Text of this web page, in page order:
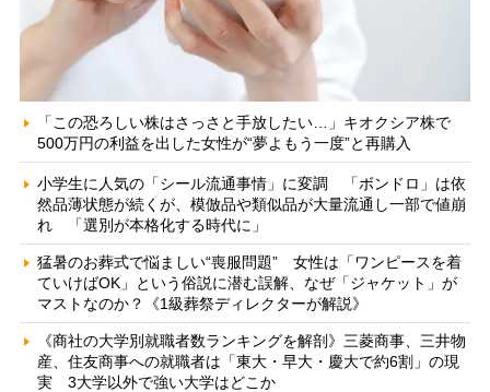
「この恐ろしい株はさっさと手放したい…」キオクシア株で
500万円の利益を出した女性が“夢よもう一度”と再購入
小学生に人気の「シール流通事情」に変調 「ボンドロ」は依
然品薄状態が続くが、模倣品や類似品が大量流通し一部で値崩
れ 「選別が本格化する時代に」
猛暑のお葬式で悩ましい“喪服問題” 女性は「ワンピースを着
ていけばOK」という俗説に潜む誤解、なぜ「ジャケット」が
マストなのか？《1級葬祭ディレクターが解説》
《商社の大学別就職者数ランキングを解剖》三菱商事、三井物
産、住友商事への就職者は「東大・早大・慶大で約6割」の現
実 3大学以外で強い大学はどこか